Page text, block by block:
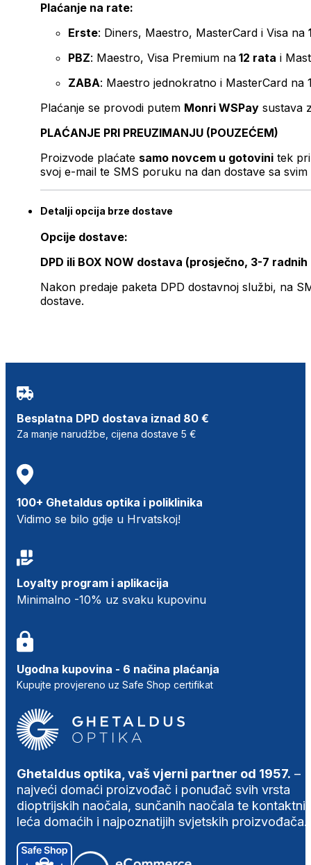
Plaćanje na rate:
Erste: Diners, Maestro, MasterCard i Visa na
PBZ: Maestro, Visa Premium na 12 rata i
ZABA: Maestro jednokratno i MasterCard na
Plaćanje se provodi putem Monri WSPay sustava
PLAĆANJE PRI PREUZIMANJU (POUZEĆEM)
Proizvode plaćate samo novcem u gotovini tek
svoj e-mail te SMS poruku na dan dostave sa svim
Detalji opcija brze dostave
Opcije dostave:
DPD ili BOX NOW dostava (prosječno, 3-7 radnih
Nakon predaje paketa DPD dostavnoj službi, na
dostave.
Besplatna DPD dostava iznad 80 €
Za manje narudžbe, cijena dostave 5 €
100+ Ghetaldus optika i poliklinika
Vidimo se bilo gdje u Hrvatskoj!
Loyalty program i aplikacija
Minimalno -10% uz svaku kupovinu
Ugodna kupovina - 6 načina plaćanja
Kupujte provjereno uz Safe Shop certifikat
Ghetaldus optika, vaš vjerni partner od 1957. –
najveći domaći proizvođač i ponuđač svih vrsta
dioptrijskih naočala, sunčanih naočala te
leća domaćih i najpoznatijih svjetskih proizvođača.